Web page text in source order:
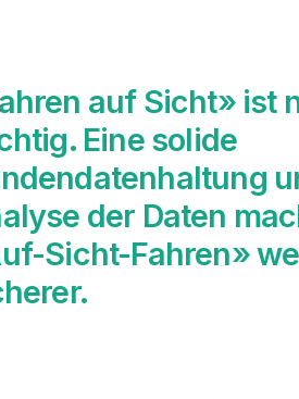
auf Sicht» ist
Eine solide
der Daten
Sicht-Fahren»